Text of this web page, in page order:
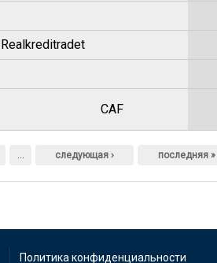
Realkreditradet
CAF
… следующая › последняя »
Политика конфиденциальности